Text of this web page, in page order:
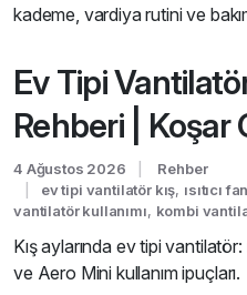
kademe, vardiya rutini ve
Ev Tipi
Rehberi | Koşar
4 Ağustos 2026
Rehber
ev tipi vantilatör kış, ısıtıcı
vantilatör kullanımı, kombi
Kış aylarında ev tipi vantilatör:
ve Aero Mini kullanım ipuçları.